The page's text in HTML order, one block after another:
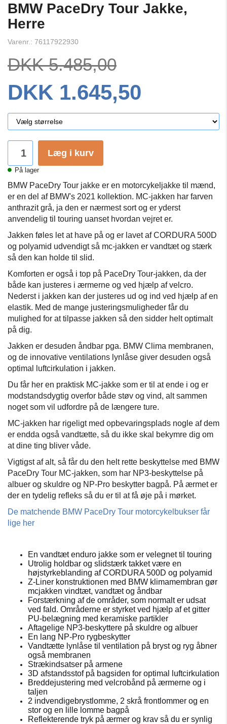
BMW PaceDry Tour Jakke,
Herre
Varenr.: 76117922930
DKK 5.485,00
DKK 1.645,50
Læg i kurv
På lager
BMW PaceDry Tour jakke er en motorcykeljakke til mænd,
er en del af BMW's 2021 kollektion. MC-jakken har farven
anthrazit grå, ja den er nærmest sort og er yderst
anvendelig til touring uanset hvordan vejret er.
Jakken føles let at have på og er lavet af CORDURA 500D
og polyamid udvendigt så mc-jakken er vandtæt og stærk
så den kan holde til slid.
Komforten er også i top på PaceDry Tour-jakken, da der
både kan justeres i ærmerne og ved hjælp af velcro.
Nederst i jakken kan der justeres ud og ind ved hjælp af en
elastik. Med de mange justeringsmuligheder får du
mulighed for at tilpasse jakken så den sidder helt optimalt
på dig.
Jakken er desuden åndbar pga. BMW Clima membranen,
og de innovative ventilations lynlåse giver desuden også
optimal luftcirkulation i jakken.
Du får her en praktisk MC-jakke som er til at ende i og er
modstandsdygtig overfor både støv og vind, alt sammen
noget som vil udfordre på de længere ture.
MC-jakken har rigeligt med opbevaringsplads nogle af dem
er endda også vandtætte, så du ikke skal bekymre dig om
at dine ting bliver våde.
Vigtigst af alt, så får du den helt rette beskyttelse med BMW
PaceDry Tour MC-jakken, som har NP3-beskyttelse på
albuer og skuldre og NP-Pro beskytter bagpå. På ærmet er
der en tydelig refleks så du er til at få øje på i mørket.
De matchende BMW PaceDry Tour motorcykelbukser får
lige her
En vandtæt enduro jakke som er velegnet til touring
Utrolig holdbar og slidstærk takket være en
højstyrkeblanding af CORDURA 500D og polyamid
Z-Liner konstruktionen med BMW klimamembran gør
mcjakken vindtæt, vandtæt og åndbar
Forstærkning af de områder, som normalt er udsat
ved fald. Områderne er styrket ved hjælp af et gitter
PU-belægning med keramiske partikler
Aftagelige NP3-beskyttere på skuldre og albuer
En lang NP-Pro rygbeskytter
Vandtætte lynlåse til ventilation på bryst og ryg åbner
også membranen
Strækindsatser på armene
3D afstandsstof på bagsiden for optimal luftcirkulation
Breddejustering med velcrobånd på ærmerne og i
taljen
2 indvendigebrystlomme, 2 skrå frontlommer og en
stor og en lille lomme bagpå
Reflekterende tryk på ærmer og krav så du er synlig